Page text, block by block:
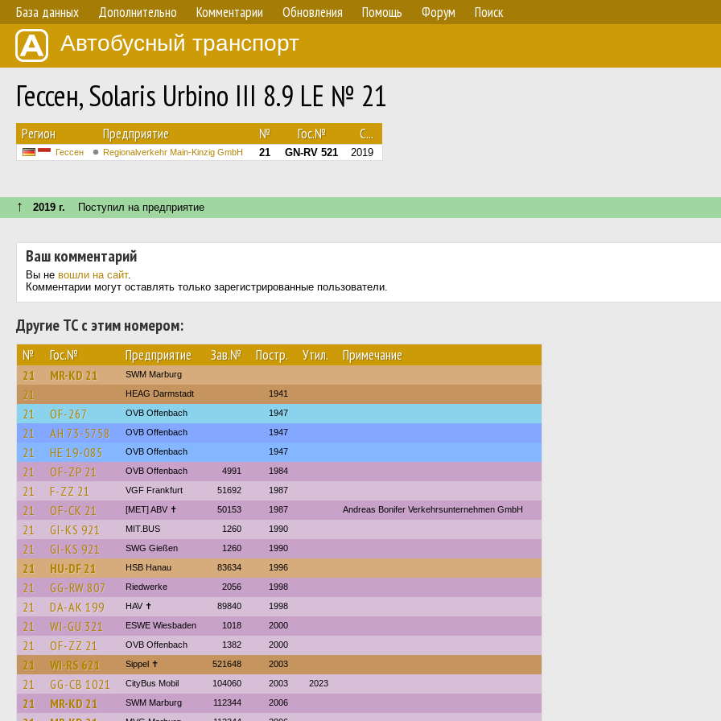
База данных Дополнительно Комментарии Обновления Помощь Форум Поиск
Автобусный транспорт
Гессен, Solaris Urbino III 8.9 LE № 21
Регион Предприятие № Гос.№ С...
Гессен Regionalverkehr Main-Kinzig GmbH 21 GN-RV 521 2019
↑ 2019 г. Поступил на предприятие
Ваш комментарий
Вы не вошли на сайт.
Комментарии могут оставлять только зарегистрированные пользователи.
Другие ТС с этим номером:
№ Гос.№ Предприятие Зав.№ Постр. Утил. Примечание
21 MR-KD 21 SWM Marburg
21 HEAG Darmstadt 1941
21 OF-267 OVB Offenbach 1947
21 AH 73-5758 OVB Offenbach 1947
21 HE 19-085 OVB Offenbach 1947
21 OF-ZP 21 OVB Offenbach 4991 1984
21 F-ZZ 21 VGF Frankfurt 51692 1987
21 OF-CK 21 [MET] ABV ✝ 50153 1987 Andreas Bonifer Verkehrsunternehmen GmbH
21 GI-KS 921 MIT.BUS 1260 1990
21 GI-KS 921 SWG Gießen 1260 1990
21 HU-DF 21 HSB Hanau 83634 1996
21 GG-RW 807 Riedwerke 2056 1998
21 DA-AK 199 HAV ✝ 89840 1998
21 WI-GU 321 ESWE Wiesbaden 1018 2000
21 OF-ZZ 21 OVB Offenbach 1382 2000
21 WI-RS 621 Sippel ✝︎ 521648 2003
21 GG-CB 1021 CityBus Mobil 104060 2003 2023
21 MR-KD 21 SWM Marburg 112344 2006